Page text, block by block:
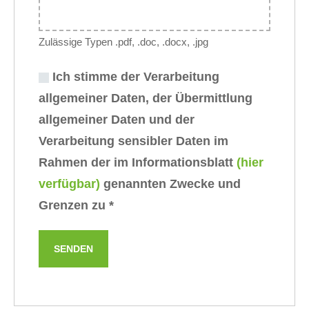
Zulässige Typen .pdf, .doc, .docx, .jpg
Ich stimme der Verarbeitung
allgemeiner Daten, der Übermittlung
allgemeiner Daten und der
Verarbeitung sensibler Daten im
Rahmen der im Informationsblatt (hier
verfügbar) genannten Zwecke und
Grenzen zu *